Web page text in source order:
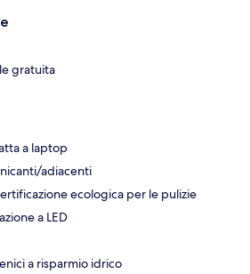
gratuita
a laptop
adiacenti
ecologica per le pulizie
a LED
a risparmio idrico